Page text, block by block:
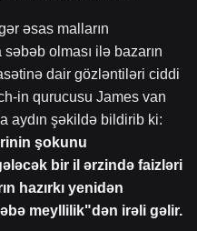
əsas malların
olması ilə bazarın
dair gözləntiləri ciddi
in qurucusu James van
aydın şəkildə bildirib ki:
şokunu
bir il ərzində faizləri
hazırkı yenidən
meyllilik"dən irəli gəlir.